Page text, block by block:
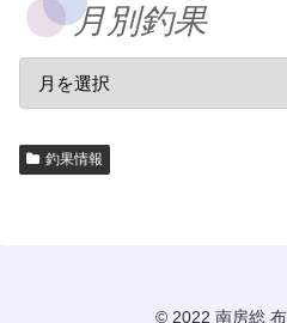
月別釣果
釣果情報
© 2022 南房総